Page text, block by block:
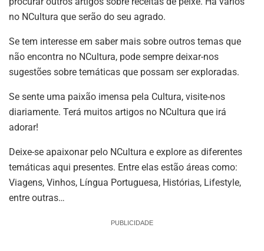
no NCultura que serão do seu agrado.
Se tem interesse em saber mais sobre outros temas que
não encontra no NCultura, pode sempre deixar-nos
sugestões sobre temáticas que possam ser exploradas.
Se sente uma paixão imensa pela Cultura, visite-nos
diariamente. Terá muitos artigos no NCultura que irá
adorar!
Deixe-se apaixonar pelo NCultura e explore as diferentes
temáticas aqui presentes. Entre elas estão áreas como:
Viagens, Vinhos, Língua Portuguesa, Histórias, Lifestyle,
entre outras…
PUBLICIDADE